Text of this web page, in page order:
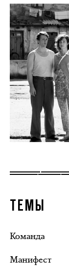
ТЕМЫ
Команда
Манифест